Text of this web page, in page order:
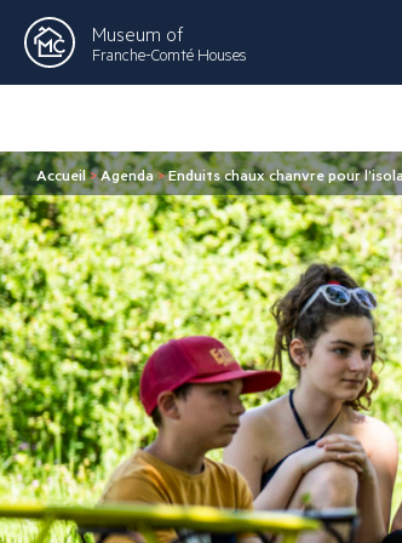
Museum of
Franche-Comté Houses
Accueil>Agenda>Enduits chaux chanvre pour